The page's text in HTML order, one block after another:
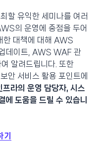
할 유익한 세미나를 여러
의 운영에 중점을 두어
한 대책에 대해 AWS
데이트, AWS WAF 관
알려드립니다. 또한
안 서비스 활용 포인트에
프라의 운영 담당자, 시스
에 도움을 드릴 수 있습니